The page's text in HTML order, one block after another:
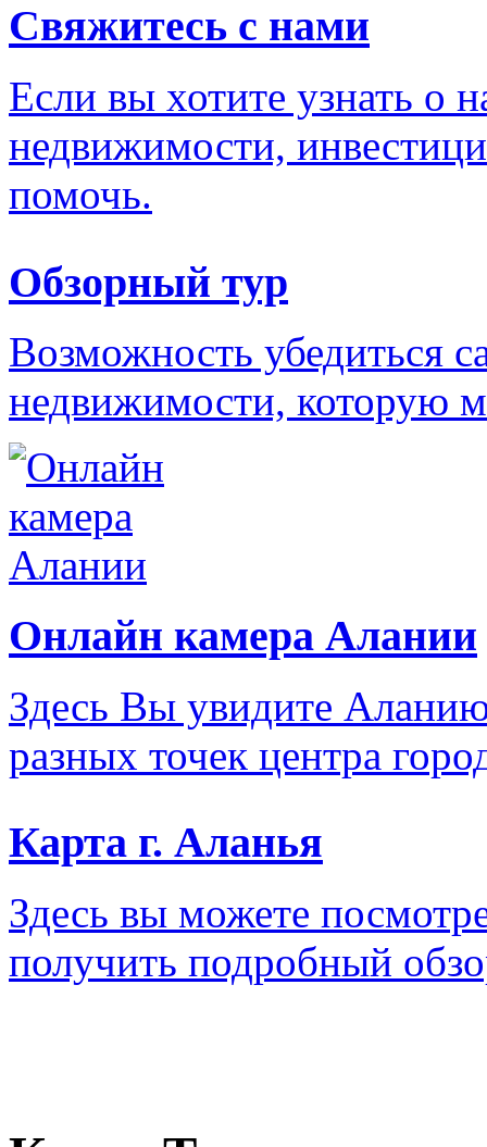
Свяжитесь с нами
Если вы хотите узнать о
недвижимости,
помочь.
Обзорный тур
Возможность убедиться
недвижимости, которую
Онлайн камера Алании
Здесь Вы увидите
разных точек центра
Карта г. Аланья
Здесь вы можете
получить подробный